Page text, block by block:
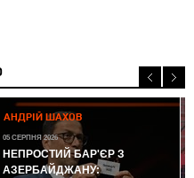
АНДРІЙ ШАХОВ
05 СЕРПНЯ 2026
НЕПРОСТИЙ БАР'ЄР З
АЗЕРБАЙДЖАНУ: